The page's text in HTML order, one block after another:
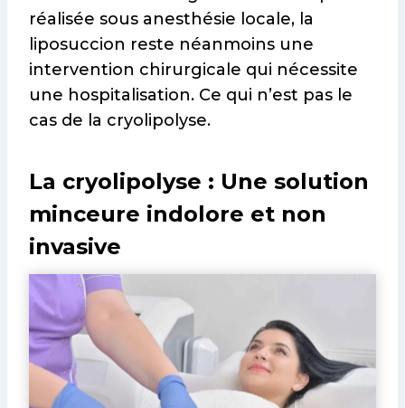
réalisée sous anesthésie locale, la
liposuccion reste néanmoins une
intervention chirurgicale qui nécessite
une hospitalisation. Ce qui n’est pas le
cas de la cryolipolyse.
La cryolipolyse : Une solution
minceure indolore et non
invasive